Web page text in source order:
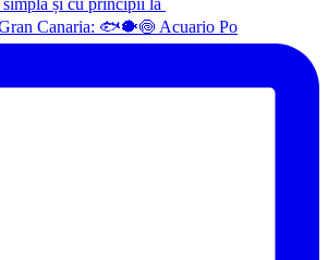
Canaria: 🐟🐡🍥 Acuario Po